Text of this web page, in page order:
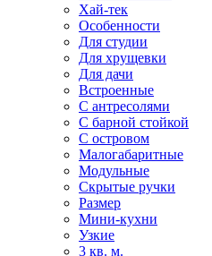
Хай-тек
Особенности
Для студии
Для хрущевки
Для дачи
Встроенные
С антресолями
С барной стойкой
С островом
Малогабаритные
Модульные
Скрытые ручки
Размер
Мини-кухни
Узкие
3 кв. м.